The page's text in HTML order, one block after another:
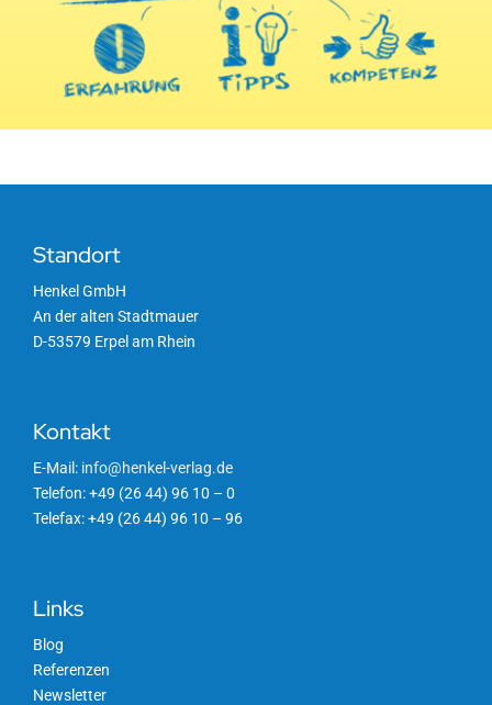
Standort
Henkel GmbH
An der alten Stadtmauer
D-53579 Erpel am Rhein
Kontakt
E-Mail: info@henkel-verlag.de
Telefon: +49 (26 44) 96 10 – 0
Telefax: +49 (26 44) 96 10 – 96
Links
Blog
Referenzen
Newsletter